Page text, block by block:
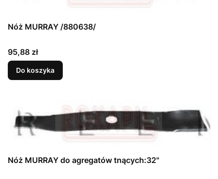
Nóż MURRAY /880638/
Cena
95,88 zł
Do koszyka
Nóż MURRAY do agregatów tnących:32"